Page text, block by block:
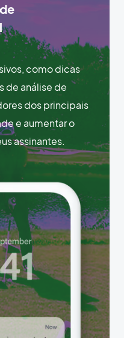
como dicas
de análise de
dos principais
e aumentar o
assinantes.